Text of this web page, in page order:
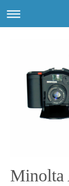
Minolta